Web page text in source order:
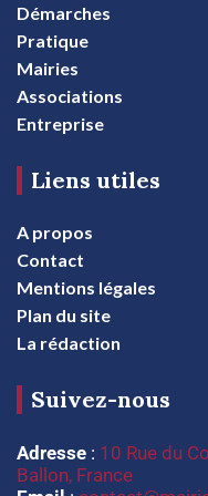
Démarches
Pratique
Mairies
Associations
Entreprise
Liens utiles
A propos
Contact
Mentions légales
Plan du site
La rédaction
Suivez-nous
Adresse : 10 Rue du
Ballon, France